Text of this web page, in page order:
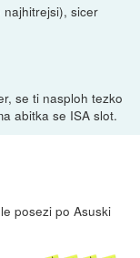
sicer
se ti nasploh tezko
abitka se ISA slot.
posezi po Asuski